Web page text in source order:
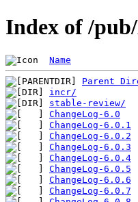
Index of /
Name
Parent
incr/
stable-review/
ChangeLog-6.0
ChangeLog-6.0.1
ChangeLog-6.0.2
ChangeLog-6.0.3
ChangeLog-6.0.4
ChangeLog-6.0.5
ChangeLog-6.0.6
ChangeLog-6.0.7